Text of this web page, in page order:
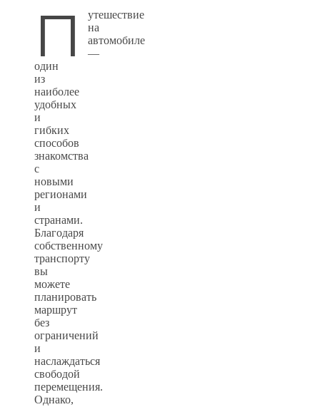
П
утешествие
на
автомобиле
—
один
из
наиболее
удобных
и
гибких
способов
знакомства
с
новыми
регионами
и
странами.
Благодаря
собственному
транспорту
вы
можете
планировать
маршрут
без
ограничений
и
наслаждаться
свободой
перемещения.
Однако,